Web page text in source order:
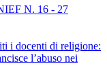
N. 16 - 27
i docenti di religione:
l’abuso nei